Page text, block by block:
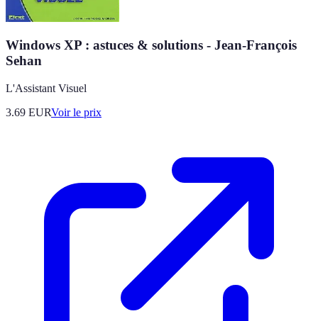
Windows XP : astuces & solutions - Jean-François
Sehan
L'Assistant Visuel
3.69 EURVoir le prix